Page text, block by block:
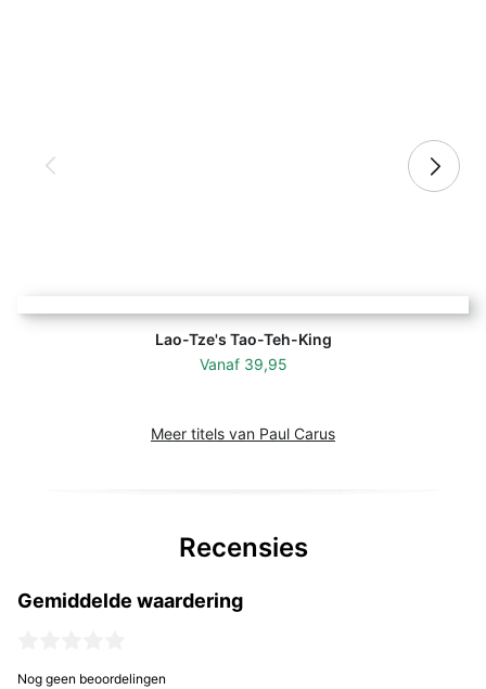
Lao-Tze's Tao-Teh-King
Vanaf 39,95
Meer titels van Paul Carus
Recensies
Gemiddelde waardering
Nog geen beoordelingen